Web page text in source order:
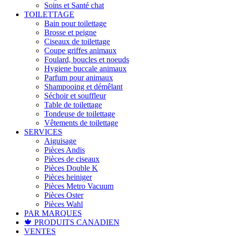
Soins et Santé chat
TOILETTAGE
Bain pour toilettage
Brosse et peigne
Ciseaux de toilettage
Coupe griffes animaux
Foulard, boucles et noeuds
Hygiene buccale animaux
Parfum pour animaux
Shampooing et démêlant
Séchoir et souffleur
Table de toilettage
Tondeuse de toilettage
Vêtements de toilettage
SERVICES
Aiguisage
Pièces Andis
Pièces de ciseaux
Pièces Double K
Pièces heiniger
Pièces Metro Vacuum
Pièces Oster
Pièces Wahl
PAR MARQUES
🍁 PRODUITS CANADIEN
VENTES